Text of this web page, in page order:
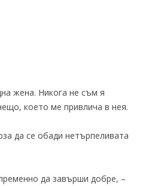
жена. Никога не съм я
което ме привлича в нея.
да се обади нетърпеливата
да завърши добре, –